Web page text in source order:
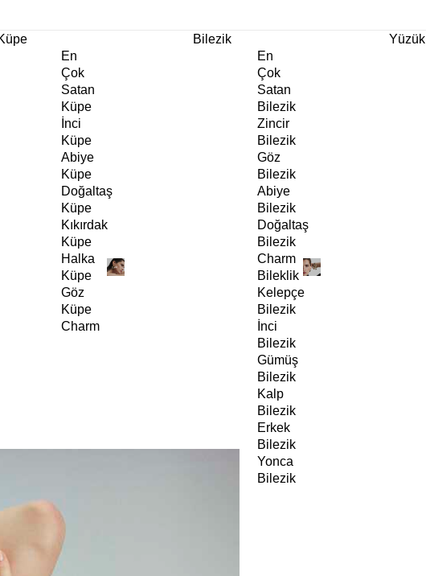
En
Çok
Satan
Küpe
İnci
Küpe
Abiye
Küpe
Doğaltaş
Küpe
Kıkırdak
Küpe
Halka
Küpe
Göz
Küpe
Charm
Bilezik
En
Çok
Satan
Bilezik
Zincir
Bilezik
Göz
Bilezik
Abiye
Bilezik
Doğaltaş
Bilezik
Charm
Bileklik
Kelepçe
Bilezik
İnci
Bilezik
Gümüş
Bilezik
Kalp
Bilezik
Erkek
Bilezik
Yonca
Bilezik
Yüzük